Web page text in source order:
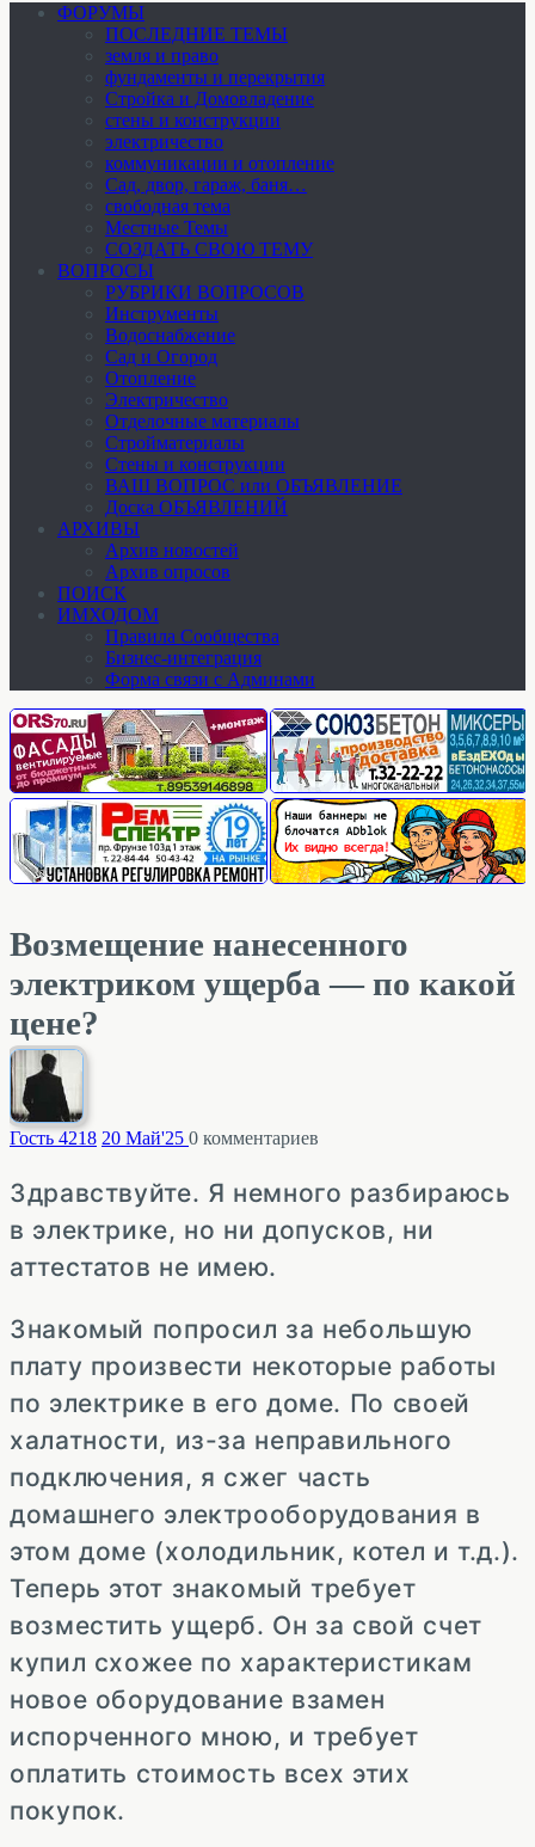
ФОРУМЫ
ПОСЛЕДНИЕ ТЕМЫ
земля и право
фундаменты и перекрытия
Стройка и Домовладение
стены и конструкции
электричество
коммуникации и отопление
Cад, двор, гараж, баня…
свободная тема
Местные Темы
СОЗДАТЬ СВОЮ ТЕМУ
ВОПРОСЫ
РУБРИКИ ВОПРОСОВ
Инструменты
Водоснабжение
Сад и Огород
Отопление
Электричество
Отделочные материалы
Стройматериалы
Стены и конструкции
ВАШ ВОПРОС или ОБЪЯВЛЕНИЕ
Доска ОБЪЯВЛЕНИЙ
АРХИВЫ
Архив новостей
Архив опросов
ПОИСК
ИМХОДОМ
Правила Сообщества
Бизнес-интеграция
Форма связи с Админами
Возмещение нанесенного
электриком ущерба — по какой
цене?
Гость 4218 20 Май'25 0 комментариев
Здравствуйте. Я немного разбираюсь
в электрике, но ни допусков, ни
аттестатов не имею.
Знакомый попросил за небольшую
плату произвести некоторые работы
по электрике в его доме. По своей
халатности, из-за неправильного
подключения, я сжег часть
домашнего электрооборудования в
этом доме (холодильник, котел и т.д.).
Теперь этот знакомый требует
возместить ущерб. Он за свой счет
купил схожее по характеристикам
новое оборудование взамен
испорченного мною, и требует
оплатить стоимость всех этих
покупок.